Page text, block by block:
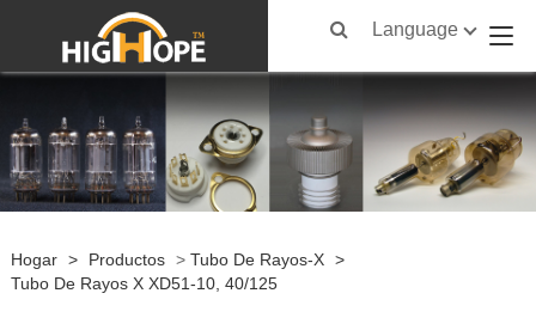
Language
Hogar > Productos > Tubo De Rayos-X >
Tubo De Rayos X XD51-10, 40/125